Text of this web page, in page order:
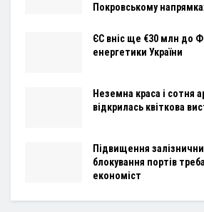
Покровському
ЄС вніс ще €30 млн до
енергетики України
Неземна краса і сотня
відкрилась квіткова
Підвищення
блокування портів
економіст